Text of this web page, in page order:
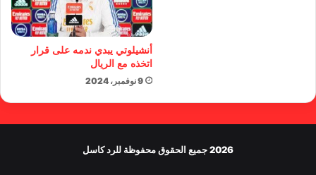
أنشيلوتي يبدي ندمه على قرار
اتخذه مع الريال
9 نوفمبر، 2024
2026 جميع الحقوق محفوظة للرد كاسل